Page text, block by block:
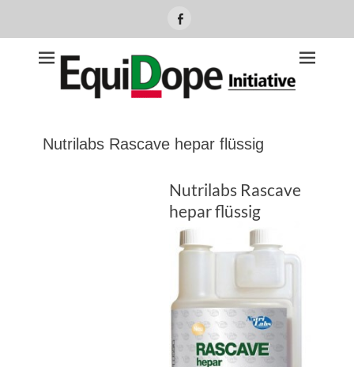
Equidope Initiative
Nutrilabs Rascave hepar flüssig
Nutrilabs Rascave
hepar flüssig